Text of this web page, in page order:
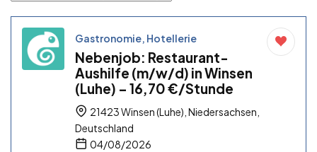
Gastronomie, Hotellerie
Nebenjob: Restaurant-
Aushilfe (m/w/d) in Winsen
(Luhe) – 16,70 €/Stunde
21423 Winsen (Luhe), Niedersachsen,
Deutschland
04/08/2026